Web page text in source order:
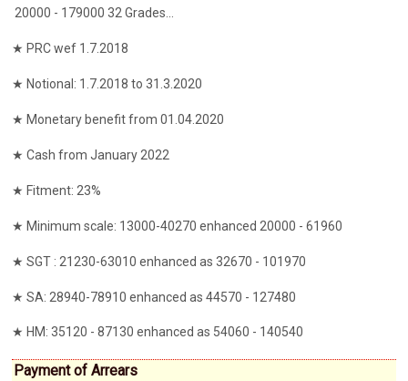
20000 - 179000 32 Grades...
★ PRC wef 1.7.2018
★ Notional: 1.7.2018 to 31.3.2020
★ Monetary benefit from 01.04.2020
★ Cash from January 2022
★ Fitment: 23%
★ Minimum scale: 13000-40270 enhanced 20000 - 61960
★ SGT : 21230-63010 enhanced as 32670 - 101970
★ SA: 28940-78910 enhanced as 44570 - 127480
★ HM: 35120 - 87130 enhanced as 54060 - 140540
Payment of Arrears